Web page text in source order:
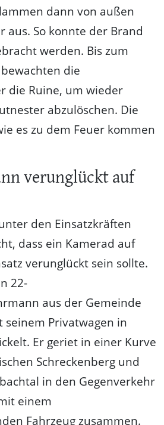
dann von außen
aus. So konnte der Brand
werden. Bis zum
die
die Ruine, um wieder
abzulöschen. Die
es zu dem Feuer kommen
verunglückt auf
den Einsatzkräften
dass ein Kamerad auf
verunglückt sein sollte.
22-
aus der Gemeinde
Privatwagen in
Er geriet in einer Kurve
Schreckenberg und
in den Gegenverkehr
einem
Fahrzeug zusammen.